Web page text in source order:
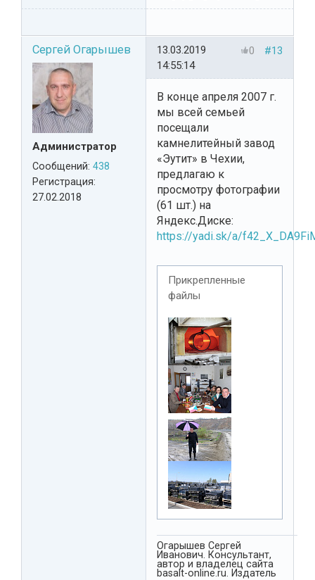
Сергей Огарышев
Администратор
Сообщений: 438
Регистрация:
27.02.2018
#13
0
13.03.2019
14:55:14
В конце апреля 2007 г.
мы всей семьей
посещали
камнелитейный завод
«Эутит» в Чехии,
предлагаю к
просмотру фотографии
(61 шт.) на
Яндекс.Диске:
https://yadi.sk/a/
Прикрепленные
файлы
Огарышев Сергей
Иванович. Консультант,
автор и владелец сайта
basalt-online.ru. Издатель